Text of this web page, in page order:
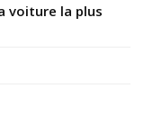
voiture la plus